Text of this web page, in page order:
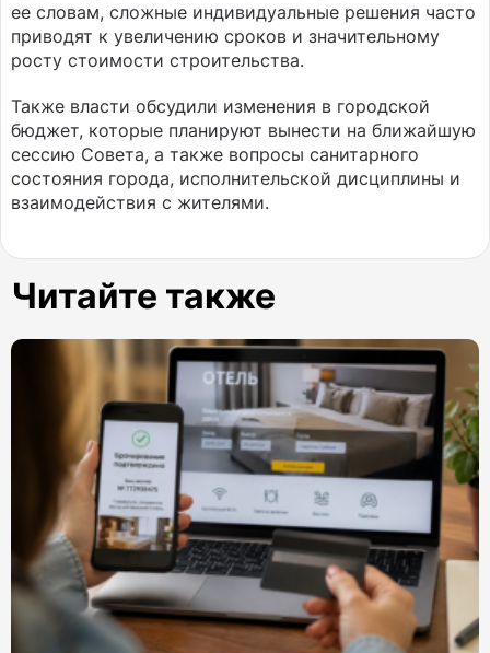
ее словам, сложные индивидуальные решения часто
приводят к увеличению сроков и значительному
росту стоимости строительства.
Также власти обсудили изменения в городской
бюджет, которые планируют вынести на ближайшую
сессию Совета, а также вопросы санитарного
состояния города, исполнительской дисциплины и
взаимодействия с жителями.
Читайте также